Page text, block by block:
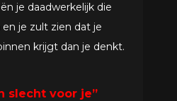
je daadwerkelijk die
je zult zien dat je
krijgt dan je denkt.
slecht voor je”